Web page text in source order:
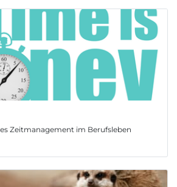
Zeitmanagement im Berufsleben